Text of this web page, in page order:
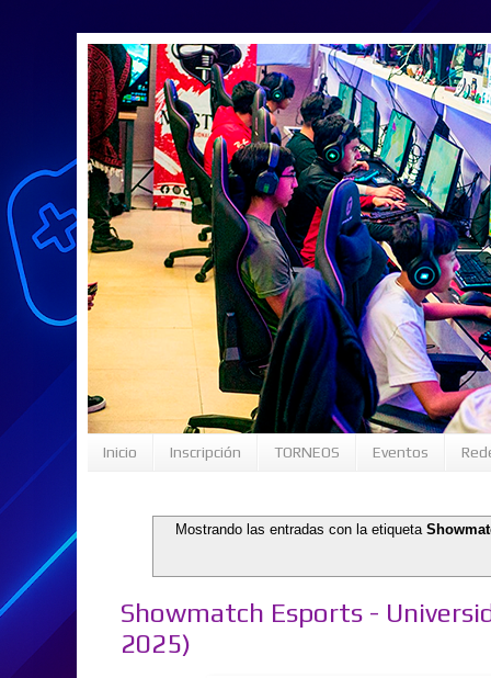
Inicio Inscripción TORNEOS Eventos
Mostrando las entradas con la etiqueta
Showmatch Esports -
2025)